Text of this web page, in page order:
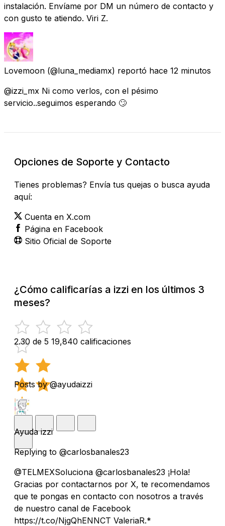
instalación. Envíame por DM un número de contacto y
con gusto te atiendo. Viri Z.
Lovemoon (@luna_mediamx) reportó hace 12 minutos
@izzi_mx Ni como verlos, con el pésimo
servicio..seguimos esperando 🙄
Opciones de Soporte y Contacto
Tienes problemas? Envía tus quejas o busca ayuda
aquí:
Cuenta en X.com
Página en Facebook
Sitio Oficial de Soporte
¿Cómo calificarías a izzi en los últimos 3
meses?
2.30 de 5 19,840 calificaciones
Posts by @ayudaizzi
Ayuda izzi
Replying to @carlosbanales23
@TELMEXSoluciona @carlosbanales23 ¡Hola!
Gracias por contactarnos por X, te recomendamos
que te pongas en contacto con nosotros a través
de nuestro canal de Facebook
https://t.co/NjgQhENNCT ValeriaR.*